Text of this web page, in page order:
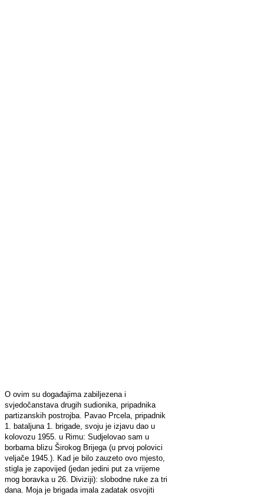
O ovim su događajima zabiljezena i
svjedočanstava drugih sudionika, pripadnika
partizanskih postrojba. Pavao Prcela, pripadnik
1. bataljuna 1. brigade, svoju je izjavu dao u
kolovozu 1955. u Rimu: Sudjelovao sam u
borbama blizu Širokog Brijega (u prvoj polovici
veljače 1945.). Kad je bilo zauzeto ovo mjesto,
stigla je zapovijed (jedan jedini put za vrijeme
mog boravka u 26. Diviziji): slobodne ruke za tri
dana. Moja je brigada imala zadatak osvojiti